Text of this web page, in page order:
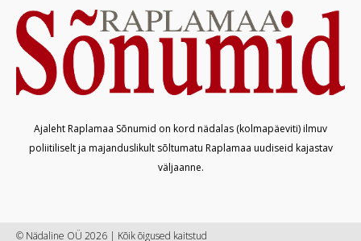
Ajaleht Raplamaa Sõnumid on kord nädalas (kolmapäeviti) ilmuv
poliitiliselt ja majanduslikult sõltumatu Raplamaa uudiseid kajastav
väljaanne.
© Nädaline OÜ 2026 | Kõik õigused kaitstud